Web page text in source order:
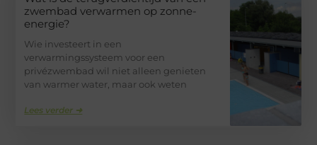
zwembad verwarmen op zonne-
energie?
Wie investeert in een
verwarmingssysteem voor een
privézwembad wil niet alleen genieten
van warmer water, maar ook weten
Lees verder ➜